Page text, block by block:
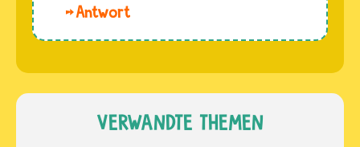
Begriff
von…
bist und
damit
angehörst,
Atheistinnen
und
Atheisten
VERWANDTE THEMEN